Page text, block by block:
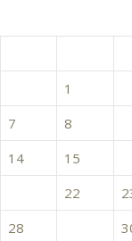
1
7
8
14
15
22
28